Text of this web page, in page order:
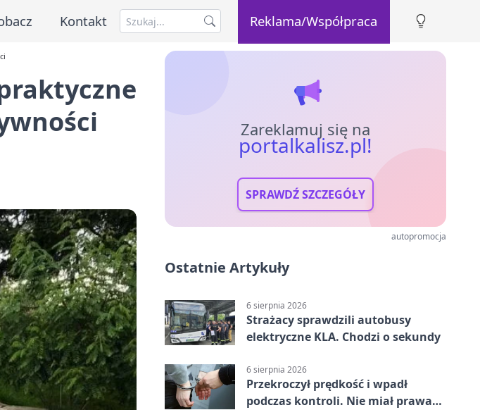
Kontakt Reklama/Współpraca
Zareklamuj się na
portalkalisz.pl!
SPRAWDŹ SZCZEGÓŁY
autopromocja
Ostatnie Artykuły
6 sierpnia 2026
Strażacy sprawdzili autobusy
elektryczne KLA. Chodzi o sekundy
6 sierpnia 2026
Przekroczył prędkość i wpadł
podczas kontroli. Nie miał prawa